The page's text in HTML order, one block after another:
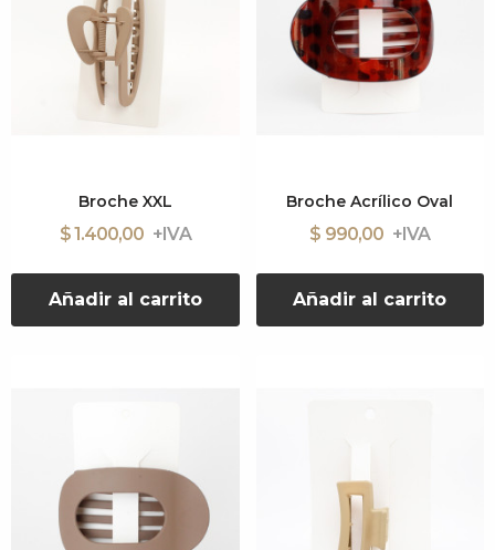
Broche XXL
$ 1.400,00
Añadir al carrito
Broche Acrílico Oval
$ 990,00
Añadir al carrito